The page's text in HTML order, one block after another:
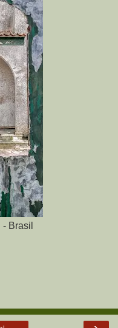
Brasil